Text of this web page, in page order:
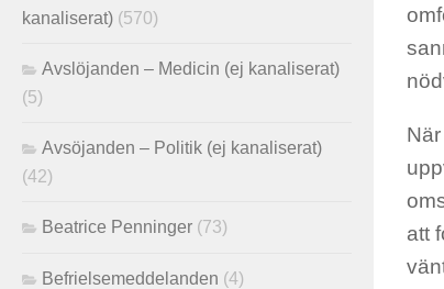
att
kanaliserat) (570)
Avslöjanden – Medicin (ej kanaliserat)
(5)
Avsöjanden – Politik (ej kanaliserat)
(42)
Beatrice Penninger (73)
Befrielsemeddelanden (4)